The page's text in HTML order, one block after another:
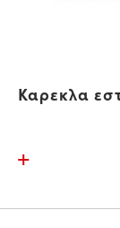
Καρεκλα